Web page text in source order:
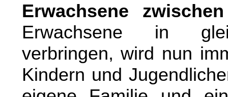
Erwachsene
Erwachsene in
verbringen, wird nun
Kindern und